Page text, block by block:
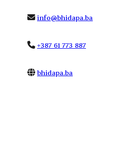
info@bhidapa.ba
+387 61 773 887
bhidapa.ba